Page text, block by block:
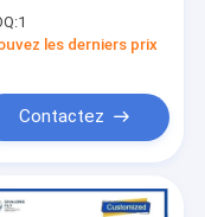
96V 120V 360V
200Ah Pour les
1
les derniers prix
Contactez